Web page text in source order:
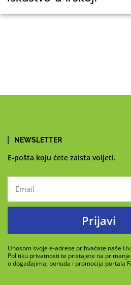
NEWSLETTER
E-pošta koju ćete zaista voljeti.
Prijavi
Unosom svoje e-adrese prihvaćate naše
Politiku privatnosti te pristajete na
o događajima, ponuda i promocija portala